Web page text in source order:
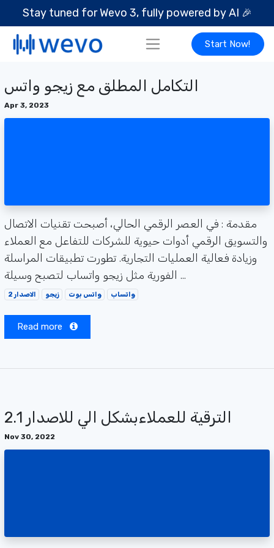
Stay tuned for Wevo 3, fully powered by AI 🎉
Start Now!
التكامل المطلق مع زيجو واتس
Apr 3, 2023
مقدمة : في العصر الرقمي الحالي، أصبحت تقنيات الاتصال
والتسويق الرقمي أدوات حيوية للشركات للتفاعل مع العملاء
وزيادة فعالية العمليات التجارية. تطورت تطبيقات المراسلة
الفورية مثل زيجو واتساب لتصبح وسيلة ...
الاصدار 2 زيجو واتس بوت واتساب
Read more
الترقية للعملاءبشكل الي للاصدار 2.1
Nov 30, 2022